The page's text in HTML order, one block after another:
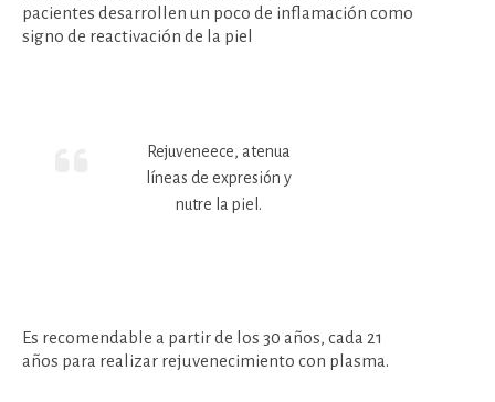
pacientes desarrollen un poco de inflamación como
signo de reactivación de la piel
Rejuveneece, atenua
líneas de expresión y
nutre la piel.
Es recomendable a partir de los 30 años, cada 21
años para realizar rejuvenecimiento con plasma.